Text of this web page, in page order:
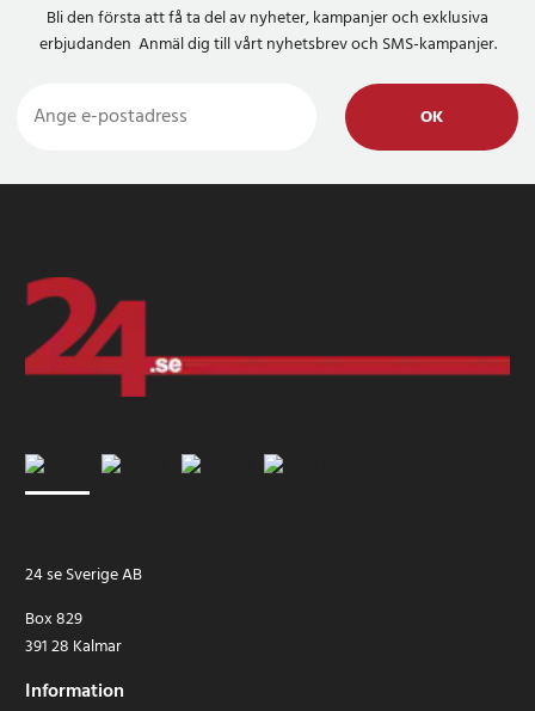
Bli den första att få ta del av nyheter, kampanjer och exklusiva
erbjudanden Anmäl dig till vårt nyhetsbrev och SMS-kampanjer.
OK
24 se Sverige AB
Box 829
391 28 Kalmar
Information